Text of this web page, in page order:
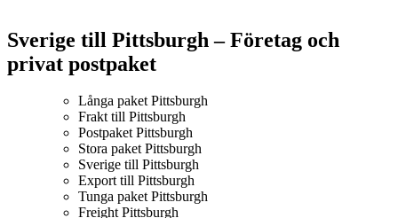
Sverige till Pittsburgh – Företag och
privat postpaket
Långa paket Pittsburgh
Frakt till Pittsburgh
Postpaket Pittsburgh
Stora paket Pittsburgh
Sverige till Pittsburgh
Export till Pittsburgh
Tunga paket Pittsburgh
Freight Pittsburgh